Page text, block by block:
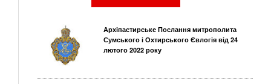
Архіпастирське Послання митрополита
Сумського і Охтирського Євлогія від 24
лютого 2022 року